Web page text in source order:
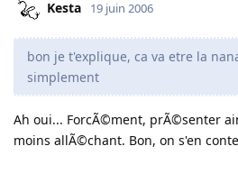
Kesta 19 juin 2006
bon je t'explique, ca va etre la
simplement
Ah oui... ForcÃ©ment, prÃ©senter
moins allÃ©chant. Bon, on s'en